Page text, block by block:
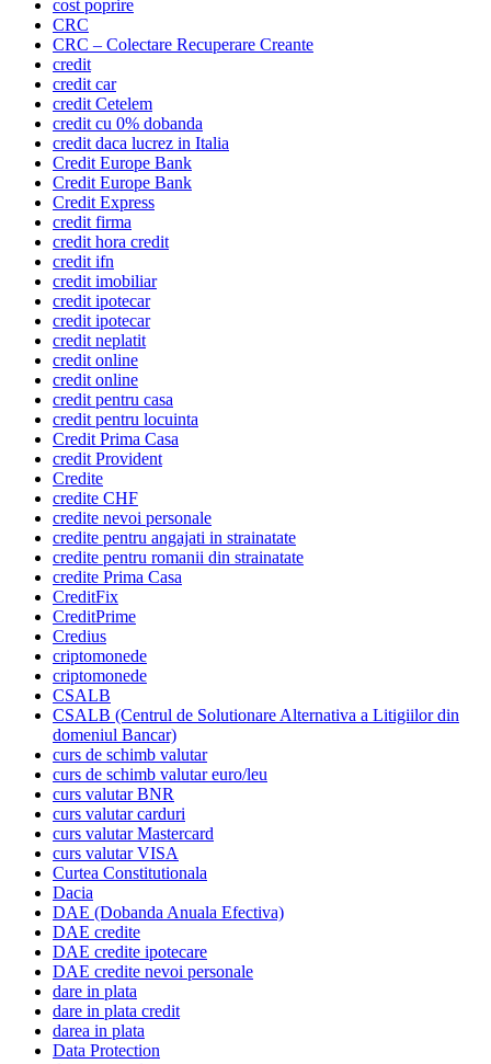
cost poprire
CRC
CRC – Colectare Recuperare Creante
credit
credit car
credit Cetelem
credit cu 0% dobanda
credit daca lucrez in Italia
Credit Europe Bank
Credit Europe Bank
Credit Express
credit firma
credit hora credit
credit ifn
credit imobiliar
credit ipotecar
credit ipotecar
credit neplatit
credit online
credit online
credit pentru casa
credit pentru locuinta
Credit Prima Casa
credit Provident
Credite
credite CHF
credite nevoi personale
credite pentru angajati in strainatate
credite pentru romanii din strainatate
credite Prima Casa
CreditFix
CreditPrime
Credius
criptomonede
criptomonede
CSALB
CSALB (Centrul de Solutionare Alternativa a Litigiilor din
domeniul Bancar)
curs de schimb valutar
curs de schimb valutar euro/leu
curs valutar BNR
curs valutar carduri
curs valutar Mastercard
curs valutar VISA
Curtea Constitutionala
Dacia
DAE (Dobanda Anuala Efectiva)
DAE credite
DAE credite ipotecare
DAE credite nevoi personale
dare in plata
dare in plata credit
darea in plata
Data Protection